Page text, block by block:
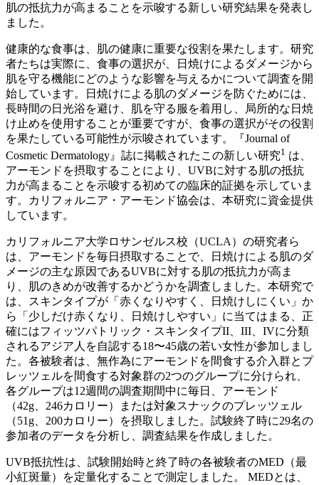
肌の抵抗力が高まることを示唆する新しい研究結果を発表し
ました。
健康的な食事は、肌の健康に重要な役割を果たします。研究
者たちは実際に、食事の選択が、日焼けによるダメージから
肌を守る機能にどのような影響を与えるかについて調査を開
始しています。日焼けによる肌のダメージを防ぐためには、
長時間の日光浴を避け、肌を守る服を着用し、局所的な日焼
け止めを使用することが重要ですが、食事の選択がその役割
を果たしている可能性が示唆されています。『Journal of
Cosmetic Dermatology』誌に掲載されたこの新しい研究1 は、
アーモンドを摂取することにより、UVBに対する肌の抵抗
力が高まることを示唆する初めての臨床的証拠を示していま
す。カリフォルニア・アーモンド協会は、本研究に資金提供
しています。
カリフォルニア大学ロサンゼルス校（UCLA）の研究者ら
は、アーモンドを毎日摂取することで、日焼けによる肌のダ
メージの主な原因であるUVBに対する肌の抵抗力が高ま
り、肌のきめが改善するかどうかを調査しました。本研究で
は、スキンタイプが「赤くなりやすく、日焼けしにくい」か
ら「少しだけ赤くなり、日焼けしやすい」に当てはまる、正
確にはフィッツパトリック・スキンタイプII、III、IVに分類
されるアジア人を自認する18〜45歳の若い女性が参加しまし
た。各被験者は、無作為にアーモンドを間食する介入群とプ
レッツェルを間食する対象群の2つのグループに分けられ、
各グループは12週間の調査期間中に毎日、アーモンド
（42g、246カロリー）または対象スナックのプレッツェル
（51g、200カロリー）を摂取しました。試験終了時に29名の
参加者のデータを分析し、調査結果を作成しました。
UVB抵抗性は、試験開始時と終了時の各被験者のMED（最
小紅斑量）を定量化することで測定しました。 MEDとは、